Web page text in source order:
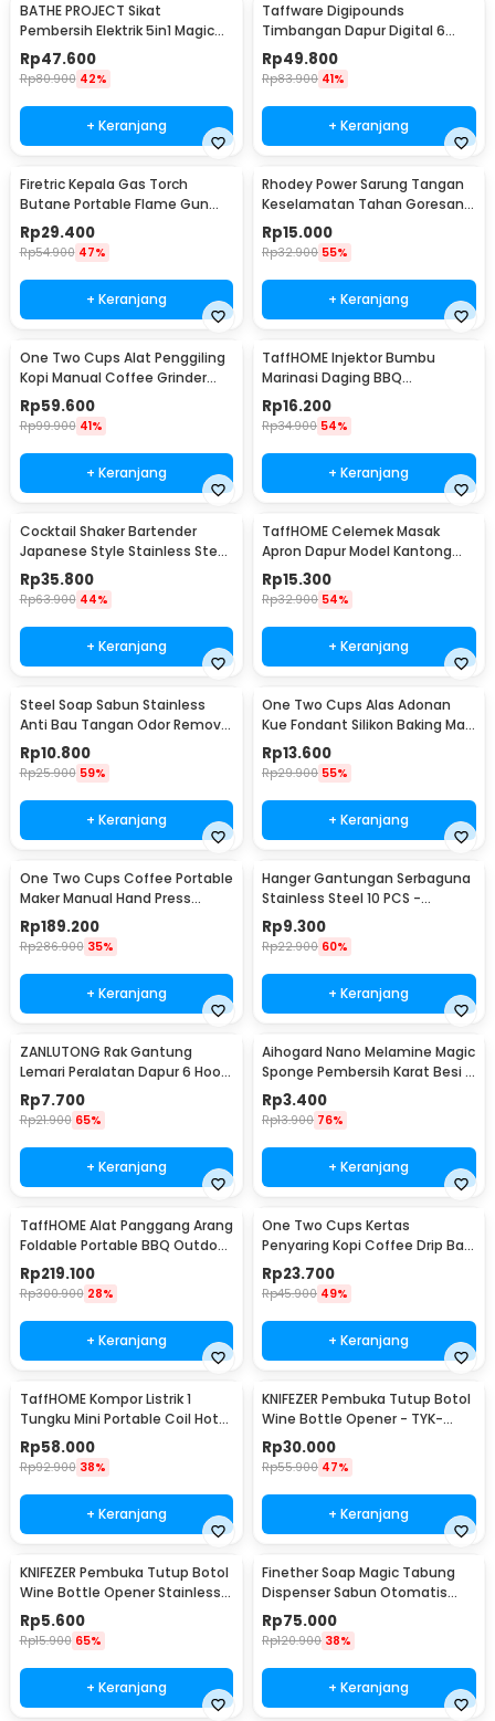
BATHE PROJECT Sikat
Pembersih Elektrik 5in1 Magic
Brush Rechargeable - WQ8110
Rp47.600
Rp80.900 42%
+ Keranjang
Taffware Digipounds
Timbangan Dapur Digital 6
Satuan 1kg 0.1g - i2000
Rp49.800
Rp83.900 41%
+ Keranjang
Firetric Kepala Gas Torch
Butane Portable Flame Gun
Adjustable - 807
Rp29.400
Rp54.900 47%
+ Keranjang
Rhodey Power Sarung Tangan
Keselamatan Tahan Goresan
Pisau - EN388
Rp15.000
Rp32.900 55%
+ Keranjang
One Two Cups Alat Penggiling
Kopi Manual Coffee Grinder
Portable - WFCG9800
Rp59.600
Rp99.900 41%
+ Keranjang
TaffHOME Injektor Bumbu
Marinasi Daging BBQ
Seasoning Injector - HC117
Rp16.200
Rp34.900 54%
+ Keranjang
Cocktail Shaker Bartender
Japanese Style Stainless Steel
200ml
Rp35.800
Rp63.900 44%
+ Keranjang
TaffHOME Celemek Masak
Apron Dapur Model Kantong
Pola Spatula - JJ41
Rp15.300
Rp32.900 54%
+ Keranjang
Steel Soap Sabun Stainless
Anti Bau Tangan Odor Remove
- HW071
Rp10.800
Rp25.900 59%
+ Keranjang
One Two Cups Alas Adonan
Kue Fondant Silikon Baking Mat
Anti Slip - JJ3873
Rp13.600
Rp29.900 55%
+ Keranjang
One Two Cups Coffee Portable
Maker Manual Hand Press
Espresso 300ml - T35066
Rp189.200
Rp286.900 35%
+ Keranjang
Hanger Gantungan Serbaguna
Stainless Steel 10 PCS -
M127105
Rp9.300
Rp22.900 60%
+ Keranjang
ZANLUTONG Rak Gantung
Lemari Peralatan Dapur 6 Hook
Besi - 2137
Rp7.700
Rp21.900 65%
+ Keranjang
Aihogard Nano Melamine Magic
Sponge Pembersih Karat Besi -
CW62
Rp3.400
Rp13.900 76%
+ Keranjang
TaffHOME Alat Panggang Arang
Foldable Portable BBQ Outdoor
Grill Stove - HWSK77
Rp219.100
Rp300.900 28%
+ Keranjang
One Two Cups Kertas
Penyaring Kopi Coffee Drip Bag
Paper Filter 50PCS - T111
Rp23.700
Rp45.900 49%
+ Keranjang
TaffHOME Kompor Listrik 1
Tungku Mini Portable Coil Hot
Plate 500W - C1-1000-03
Rp58.000
Rp92.900 38%
+ Keranjang
KNIFEZER Pembuka Tutup Botol
Wine Bottle Opener - TYK-
074B
Rp30.000
Rp55.900 47%
+ Keranjang
KNIFEZER Pembuka Tutup Botol
Wine Bottle Opener Stainless
Steel - WS01
Rp5.600
Rp15.900 65%
+ Keranjang
Finether Soap Magic Tabung
Dispenser Sabun Otomatis
400ml - AD-03
Rp75.000
Rp120.900 38%
+ Keranjang